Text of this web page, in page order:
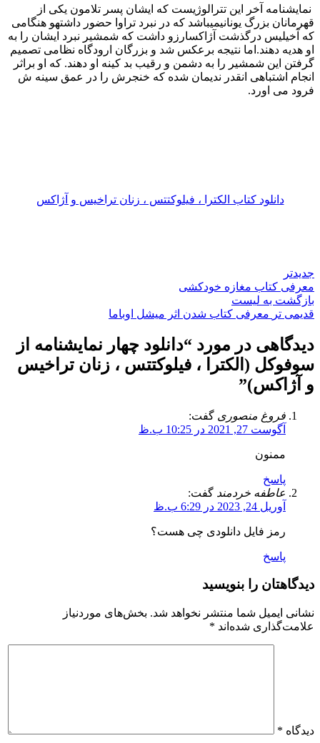
نمایشنامه آخر این تترالوژیست که ایشان پسر تلامون یکی از
قهرمانان بزرگ یونانیمیباشد که در نبرد تراوا حضور داشتهو هنگامی
که آخیلیس درگذشت آژاکسارزو داشت که شمشیر نبرد ایشان را به
او هدیه دهند.اما نتیجه برعکس شد و بزرگان ارودگاه نظامی تصمیم
گرفتن این شمشیر را به دشمن و رقیب بد کینه او دهند. که او براثر
انجام اشتباهی انقدر ندیمان شده كه خنجرش را در عمق سینه ش
فرود می اورد.
دانلود کتاب الکترا ، فیلوکتتس ، زنان تراخیس و آژاکس
جدیدتر
معرفی کتاب مغازه خودکشی
بازگشت به لیست
قدیمی تر معرفی کتاب شدن اثر میشل اوباما
دیدگاهی در مورد “دانلود چهار نمایشنامه از
سوفوکل (الکترا ، فیلوکتتس ، زنان تراخیس
و آژاکس)”
فروغ منصوری گفت:
آگوست 27, 2021 در 10:25 ب.ظ
ممنون
پاسخ
عاطفه خردمند گفت:
آوریل 24, 2023 در 6:29 ب.ظ
رمز فایل دانلودی چی هست؟
پاسخ
دیدگاهتان را بنویسید
نشانی ایمیل شما منتشر نخواهد شد. بخش‌های موردنیاز
علامت‌گذاری شده‌اند *
دیدگاه *